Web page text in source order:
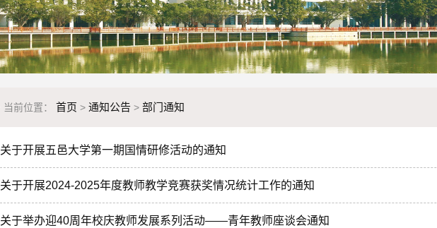
当前位置：首页 >通知公告 >部门通知
关于开展五邑大学第一期国情研修活动的通知
关于开展2024-2025年度教师教学竞赛获奖情况统计工作的通知
关于举办迎40周年校庆教师发展系列活动——青年教师座谈会通知